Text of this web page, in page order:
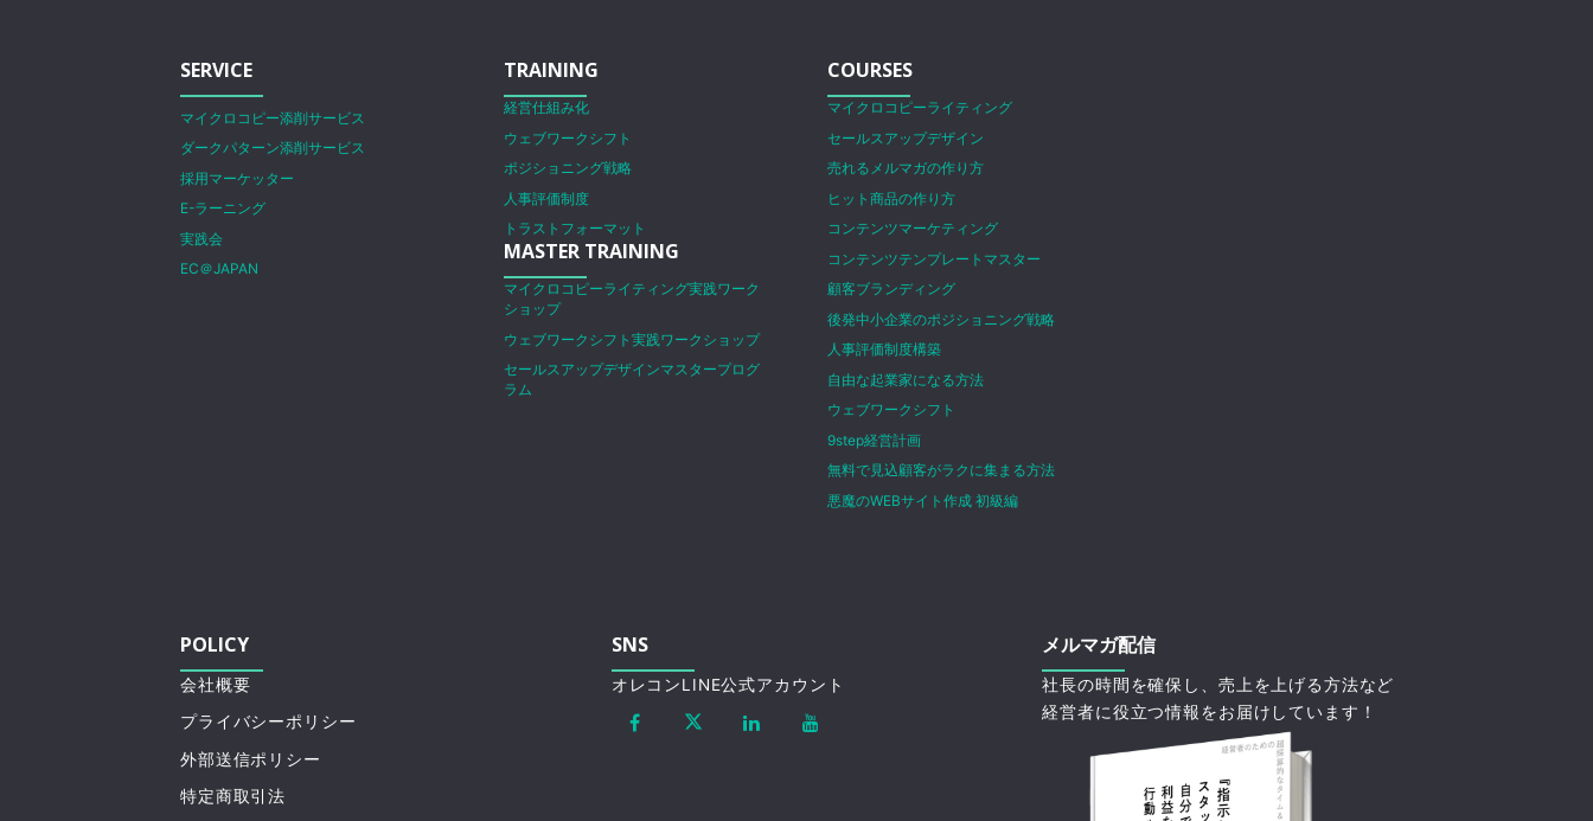
SERVICE
マイクロコピー添削サービス
ダークパターン添削サービス
採用マーケッター
E-ラーニング
実践会
EC＠JAPAN
TRAINING
経営仕組み化
ウェブワークシフト
ポジショニング戦略
人事評価制度
トラストフォーマット
MASTER TRAINING
マイクロコピーライティング実践ワーク
ショップ
ウェブワークシフト実践ワークショップ
セールスアップデザインマスタープログ
ラム
COURSES
マイクロコピーライティング
セールスアップデザイン
売れるメルマガの作り方
ヒット商品の作り方
コンテンツマーケティング
コンテンツテンプレートマスター
顧客ブランディング
後発中小企業のポジショニング戦略
人事評価制度構築
自由な起業家になる方法
ウェブワークシフト
9step経営計画
無料で見込顧客がラクに集まる方法
悪魔のWEBサイト作成 初級編
POLICY
会社概要
プライバシーポリシー
外部送信ポリシー
特定商取引法
SNS
オレコンLINE公式アカウント
メルマガ配信
社長の時間を確保し、売上を上げる方法など
経営者に役立つ情報をお届けしています！